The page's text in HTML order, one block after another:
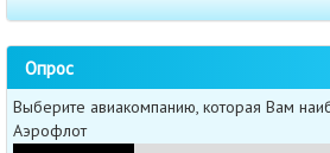
Опрос
Выберите авиакомпанию, которая Вам
Аэрофлот